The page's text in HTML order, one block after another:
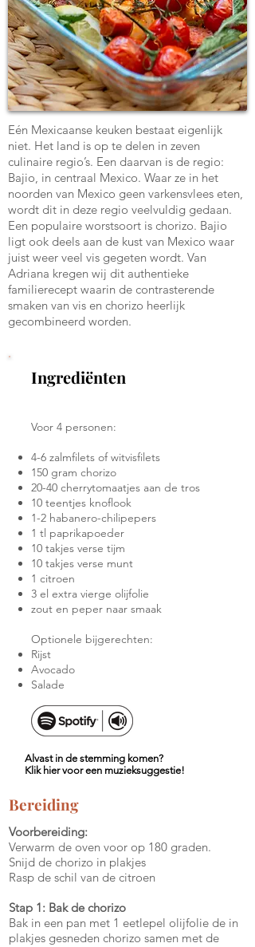
Ingrediënten
Voor 4 personen:
4-6 zalmfilets of witvisfilets
150 gram chorizo
20-40 cherrytomaatjes aan de tros
10 teentjes knoflook
1-2 habanero-chilipepers
1 tl paprikapoeder
10 takjes verse tijm
10 takjes verse munt
1 citroen
3 el extra vierge olijfolie
zout en peper naar smaak
Optionele bijgerechten:
Rijst
Avocado
Salade
Alvast in de stemming komen?
Klik hier voor een muzieksuggestie!
Bereiding
Voorbereiding:
Verwarm de oven voor op 180 graden.
Snijd de chorizo in plakjes
Rasp de schil van de citroen
Stap 1: Bak de chorizo
Bak in een pan met 1 eetlepel olijfolie de in
plakjes gesneden chorizo samen met de
Eén Mexicaanse keuken bestaat eigenlijk
niet. Het land is op te delen in zeven
culinaire regio’s. Een daarvan is de regio:
Bajio, in centraal Mexico. Waar ze in het
noorden van Mexico geen varkensvlees eten,
wordt dit in deze regio veelvuldig gedaan.
Een populaire worstsoort is chorizo. Bajio
ligt ook deels aan de kust van Mexico waar
juist weer veel vis gegeten wordt. Van
Adriana kregen wij dit authentieke
familierecept waarin de contrasterende
smaken van vis en chorizo heerlijk
gecombineerd worden.